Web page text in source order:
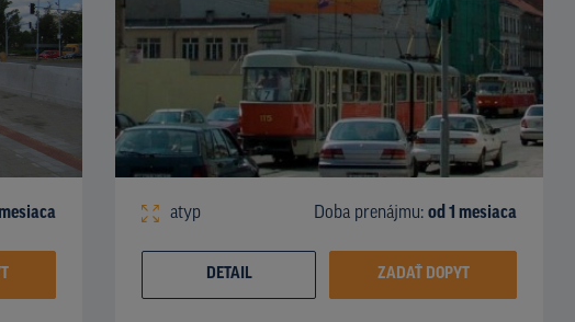
atyp Doba prenájmu: od 1 mesiaca
DETAIL ZADAŤ DOPYT